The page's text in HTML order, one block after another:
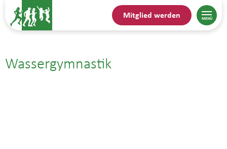
Mitglied werden
Wassergymnastik
bis